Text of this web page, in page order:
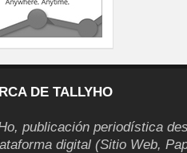
DE TALLYHO
publicación periodística
digital (Sitio Web,